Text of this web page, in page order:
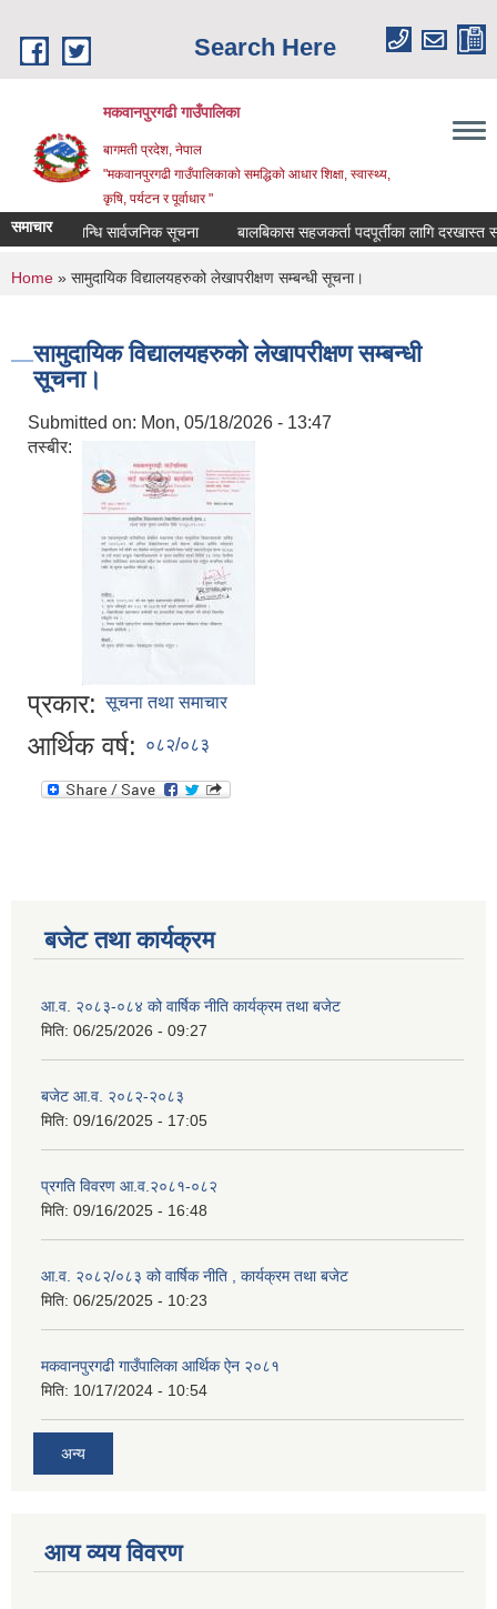
Search Here
मकवानपुरगढी गाउँपालिका
बागमती प्रदेश, नेपाल
"मकवानपुरगढी गाउँपालिकाको समद्धिको आधार शिक्षा, स्‍वास्‍थ्‍य,
कृषि, पर्यटन र पूर्वाधार "
समाचार
सम्बन्धि सार्वजनिक सूचना बालबिकास सहजकर्ता पदपूर्तीका लागि दरखास्त
You are here
Home » सामुदायिक विद्यालयहरुको लेखापरीक्षण सम्बन्धी सूचना।
सामुदायिक विद्यालयहरुको लेखापरीक्षण सम्बन्धी
सूचना।
Submitted on: Mon, 05/18/2026 - 13:47
तस्बीर:
प्रकार: सूचना तथा समाचार
आर्थिक वर्ष: ०८२/०८३
बजेट तथा कार्यक्रम
आ.व. २०८३-०८४ को वार्षिक नीति कार्यक्रम तथा बजेट
मिति: 06/25/2026 - 09:27
बजेट आ.व. २०८२-२०८३
मिति: 09/16/2025 - 17:05
प्रगति विवरण आ.व.२०८१-०८२
मिति: 09/16/2025 - 16:48
आ.व. २०८२/०८३ को वार्षिक नीति , कार्यक्रम तथा बजेट
मिति: 06/25/2025 - 10:23
मकवानपुरगढी गाउँपालिका आर्थिक ‌‌‌ऐन २०८१
मिति: 10/17/2024 - 10:54
अन्य
आय व्यय विवरण